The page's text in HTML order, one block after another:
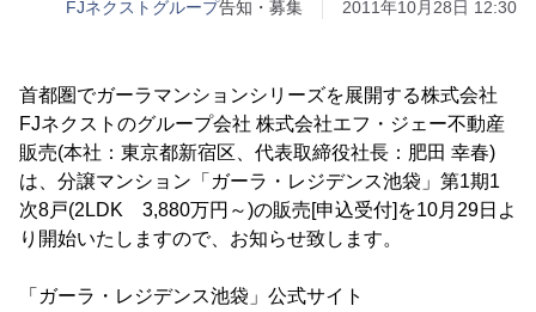
FJネクストグループ告知・募集 2011年10月28日 12:30
首都圏でガーラマンションシリーズを展開する株式会社
FJネクストのグループ会社 株式会社エフ・ジェー不動産
販売(本社：東京都新宿区、代表取締役社長：肥田 幸春)
は、分譲マンション「ガーラ・レジデンス池袋」第1期1
次8戸(2LDK 3,880万円～)の販売[申込受付]を10月29日よ
り開始いたしますので、お知らせ致します。
「ガーラ・レジデンス池袋」公式サイト